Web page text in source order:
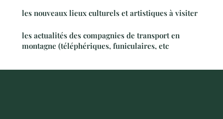
les nouveaux lieux culturels et artistiques à visiter
les actualités des compagnies de transport en
montagne (téléphériques, funiculaires, etc